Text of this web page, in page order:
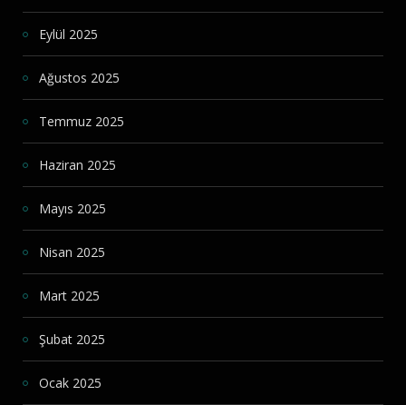
Eylül 2025
Ağustos 2025
Temmuz 2025
Haziran 2025
Mayıs 2025
Nisan 2025
Mart 2025
Şubat 2025
Ocak 2025